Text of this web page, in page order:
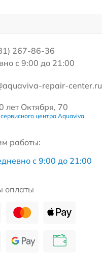
267-86-36
с 9:00 до 21:00
repair-center.ru
лет Октября, 70
центра Aquaviva
работы:
с 9:00 до 21:00
оплаты